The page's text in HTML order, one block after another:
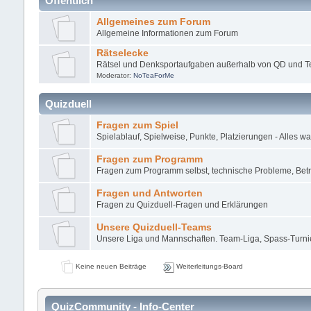
Allgemeines zum Forum
Allgemeine Informationen zum Forum
Rätselecke
Rätsel und Denksportaufgaben außerhalb von QD und
Moderator:NoTeaForMe
Quizduell
Fragen zum Spiel
Spielablauf, Spielweise, Punkte, Platzierungen - Alles
Fragen zum Programm
Fragen zum Programm selbst, technische Probleme,
Fragen und Antworten
Fragen zu Quizduell-Fragen und Erklärungen
Unsere Quizduell-Teams
Unsere Liga und Mannschaften. Team-Liga, Spass-
Keine neuen Beiträge Weiterleitungs-Board
QuizCommunity - Info-Center